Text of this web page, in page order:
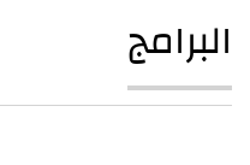
البرامج